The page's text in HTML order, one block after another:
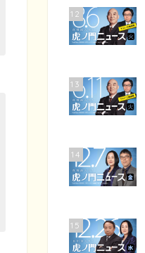
12
13
14
15